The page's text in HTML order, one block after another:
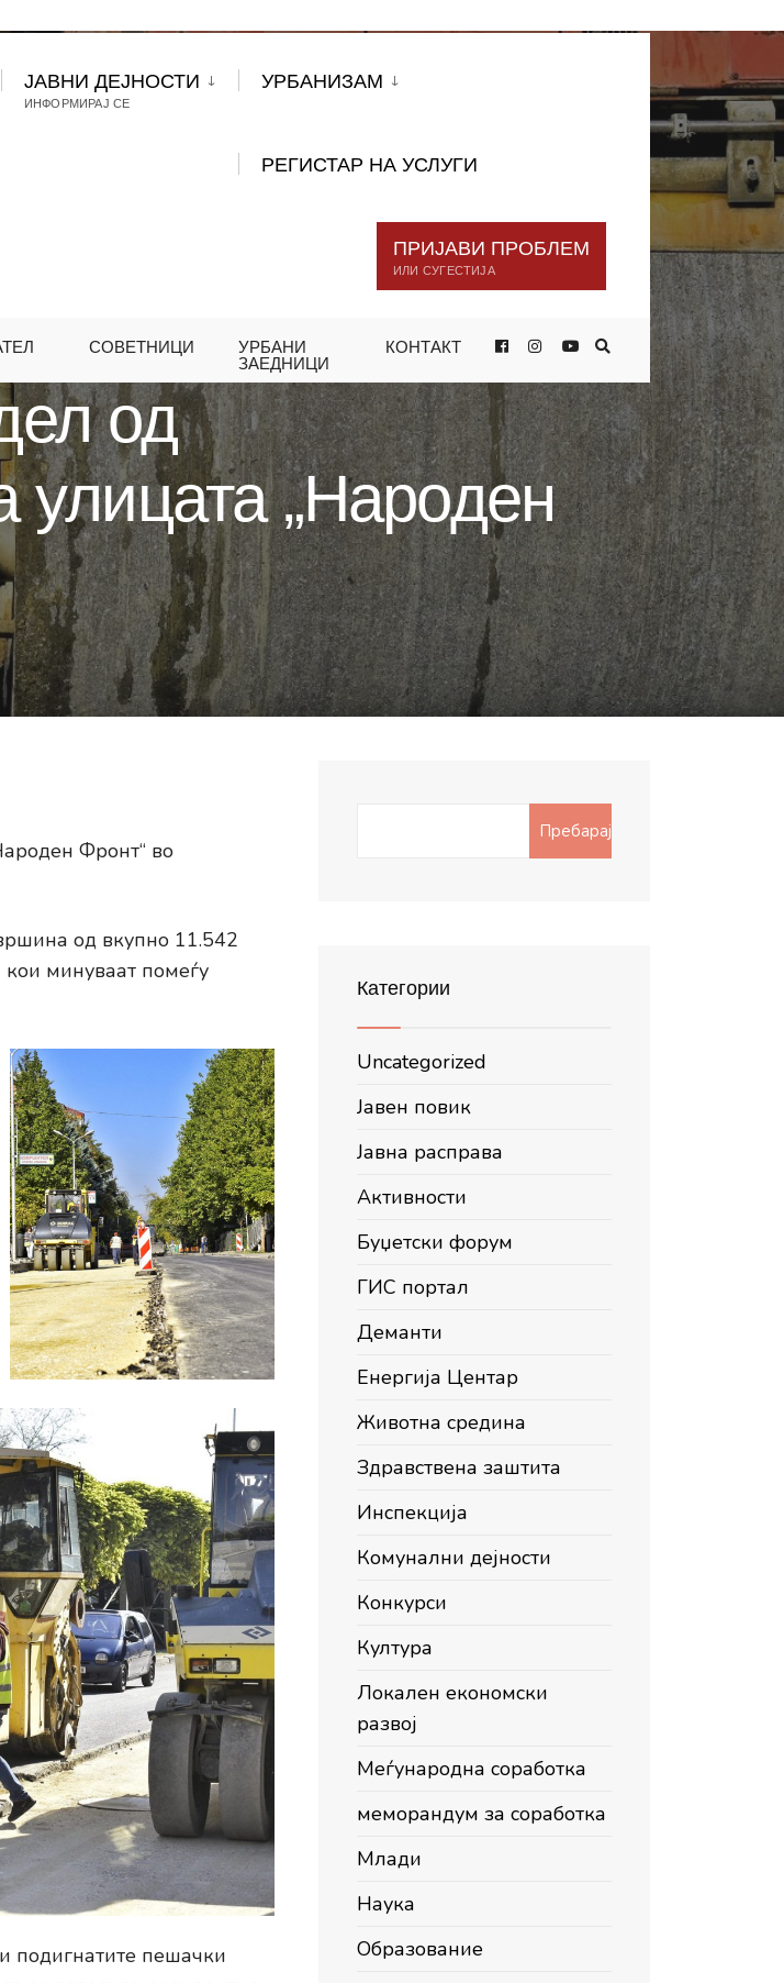
ЈАВНИ ДЕЈНОСТИ
ИНФОРМИРАЈ СЕ
УРБАНИЗАМ
РЕГИСТАР НА УСЛУГИ
ПРИЈАВИ ПРОБЛЕМ
ИЛИ СУГЕСТИЈА
СОВЕТНИЦИ
УРБАНИ
ЗАЕДНИЦИ
КОНТАКТ
НА УЛИЦАТА „НАРОДЕН ФРОНТ“
од
улицата „Народен
Фронт“ во
од вкупно 11.542
минуваат помеѓу
подигнатите пешачки
Пребарај
Категории
Uncategorized
Јавен повик
Јавна расправа
Активности
Буџетски форум
ГИС портал
Деманти
Енергија Центар
Животна средина
Здравствена заштита
Инспекција
Комунални дејности
Конкурси
Култура
Локален економски
развој
Меѓународна соработка
меморандум за соработка
Млади
Наука
Образование